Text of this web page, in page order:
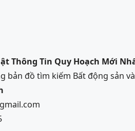
Thông Tin Quy Hoạch Mới
bản đồ tìm kiếm Bất động sản